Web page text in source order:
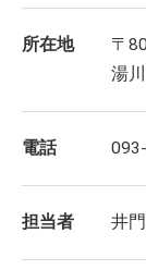
所在地
〒
湯
電話
担当者 井